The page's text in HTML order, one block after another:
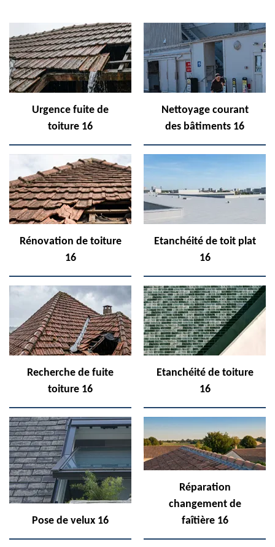
Urgence fuite de
toiture 16
Nettoyage courant
des bâtiments 16
Rénovation de toiture
16
Etanchéité de toit plat
16
Recherche de fuite
toiture 16
Etanchéité de toiture
16
Pose de velux 16
Réparation
changement de
faîtière 16